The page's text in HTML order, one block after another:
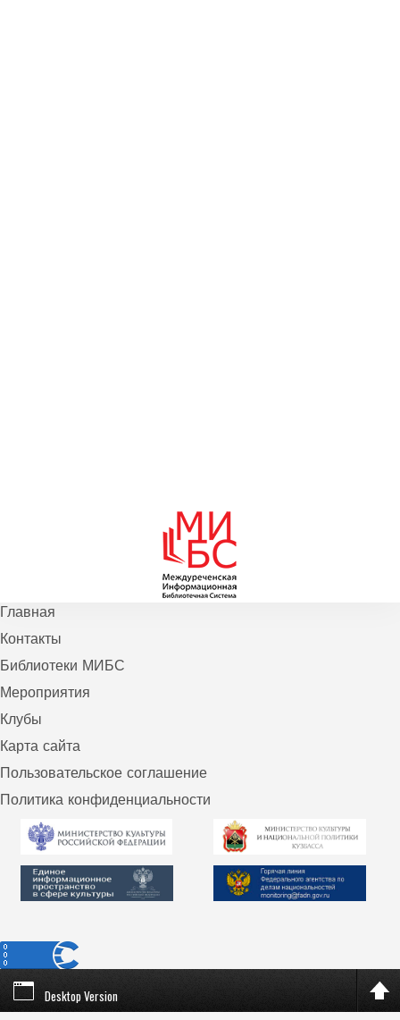
Главная
Контакты
Библиотеки МИБС
Мероприятия
Клубы
Карта сайта
Пользовательское соглашение
Политика конфиденциальности
Desktop Version